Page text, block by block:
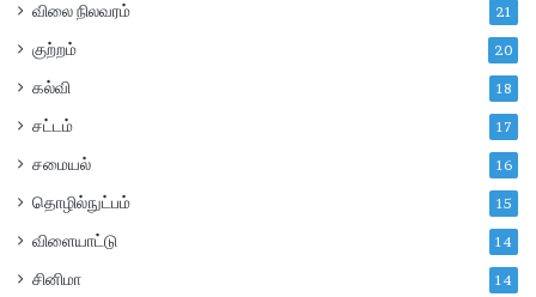
விலை நிலவரம் 21
குற்றம் 20
கல்வி 18
சட்டம் 17
சமையல் 16
தொழில்நுட்பம் 15
விளையாட்டு 14
சினிமா 14